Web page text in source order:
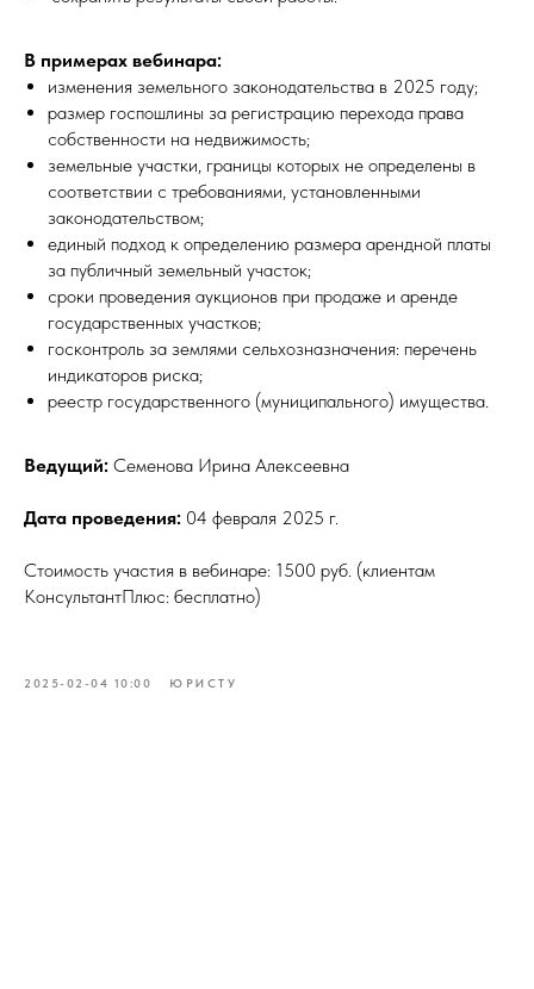
В примерах вебинара:
изменения земельного законодательства в 2025 году;
размер госпошлины за регистрацию перехода права
собственности на недвижимость;
земельные участки, границы которых не определены в
соответствии с требованиями, установленными
законодательством;
единый подход к определению размера арендной платы
за публичный земельный участок;
сроки проведения аукционов при продаже и аренде
государственных участков;
госконтроль за землями сельхозназначения: перечень
индикаторов риска;
реестр государственного (муниципального) имущества.
Ведущий: Семенова Ирина Алексеевна
Дата проведения: 04 февраля 2025 г.
Стоимость участия в вебинаре: 1500 руб. (клиентам
КонсультантПлюс: бесплатно)
2025-02-04 10:00 ЮРИСТУ